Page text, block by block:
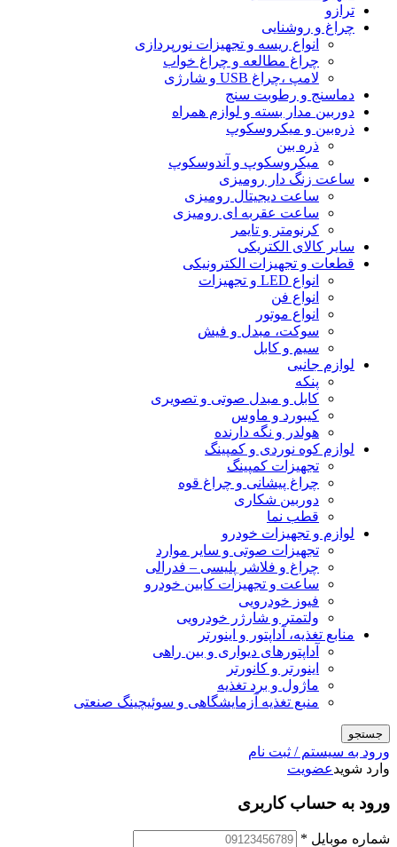
ترازو
چراغ و روشنایی
انواع ریسه و تجهیزات نورپردازی
چراغ مطالعه و چراغ خواب
لامپ ،چراغ USB و شارژی
دماسنج و رطوبت سنج
دوربین مدار بسته و لوازم همراه
ذره‌بین و میکروسکوپ
ذره بین
میکروسکوپ و آندوسکوپ
ساعت زنگ دار رومیزی
ساعت دیجیتال رومیزی
ساعت عقربه ای رومیزی
کرنومتر و تایمر
سایر کالای الکتریکی
قطعات و تجهیزات الکترونیکی
انواع LED و تجهیزات
انواع فن
انواع موتور
سوکت، مبدل و فیش
سیم و کابل
لوازم جانبی
پنکه
کابل و مبدل صوتی و تصویری
کیبورد و ماوس
هولدر و نگه دارنده
لوازم کوه نوردی و کمپینگ
تجهیزات کمپینگ
چراغ پیشانی و چراغ قوه
دوربین شکاری
قطب نما
لوازم و تجهیزات خودرو
تجهیزات صوتی و سایر موارد
چراغ و فلاشر پلیسی – فدرالی
ساعت و تجهیزات کابین خودرو
فیوز خودرویی
ولتمتر و شارژر خودرویی
منابع تغذیه، آداپتور و اینورتر
آداپتورهای دیواری و بین راهی
اینورتر و کانورتر
ماژول و برد تغذیه
منبع تغذیه آزمایشگاهی و سوئیچینگ صنعتی
جستجو
ورود به سیستم / ثبت نام
وارد شویدعضویت
ورود به حساب کاربری
شماره موبایل *